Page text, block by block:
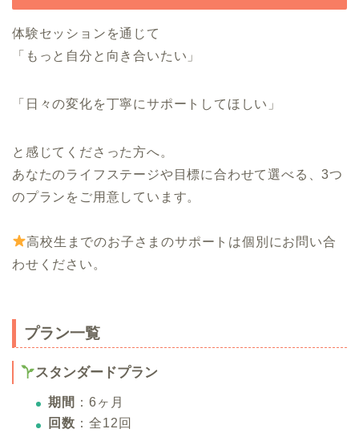
体験セッションを通じて
「もっと自分と向き合いたい」
「日々の変化を丁寧にサポートしてほしい」
と感じてくださった方へ。
あなたのライフステージや目標に合わせて選べる、3つ
のプランをご用意しています。
高校生までのお子さまのサポートは個別にお問い合
わせください。
プラン一覧
スタンダードプラン
期間 ：6ヶ月
回数 ：全12回